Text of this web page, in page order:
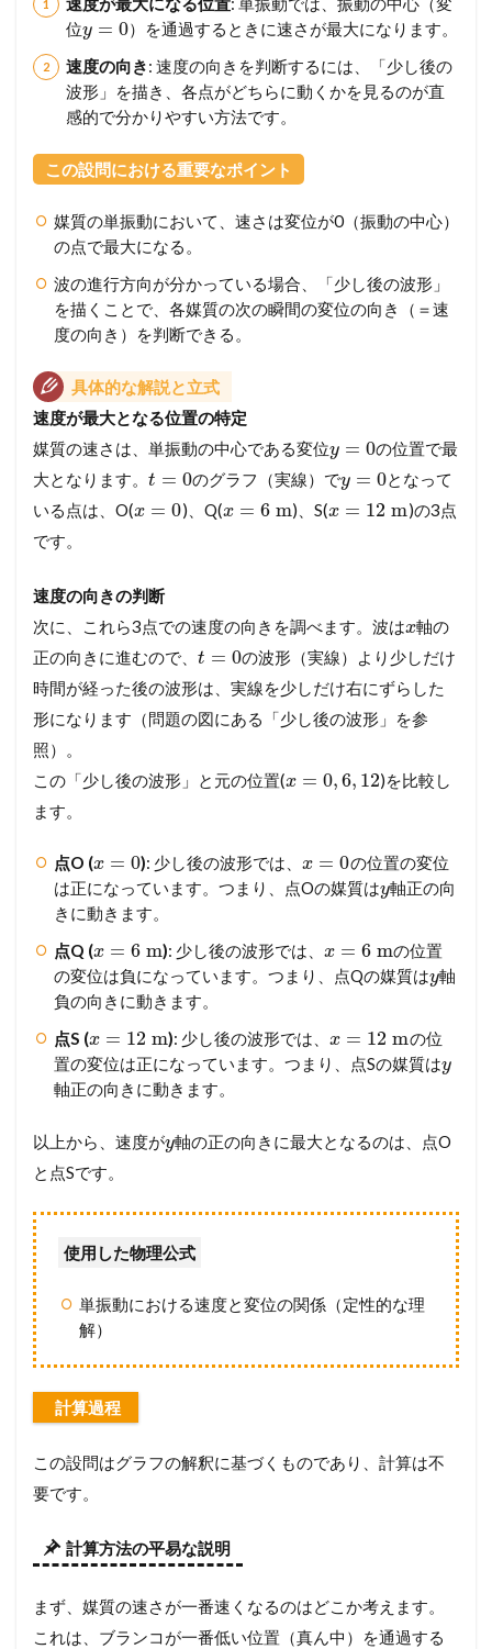
位y = 0）を通過するときに速さが最大になります。
速度の向き: 速度の向きを判断するには、「少し後の
波形」を描き、各点がどちらに動くかを見るのが直
感的で分かりやすい方法です。
この設問における重要なポイント
媒質の単振動において、速さは変位が0（振動の中心）
の点で最大になる。
波の進行方向が分かっている場合、「少し後の波形」
を描くことで、各媒質の次の瞬間の変位の向き（＝速
度の向き）を判断できる。
具体的な解説と立式
速度が最大となる位置の特定
媒質の速さは、単振動の中心である変位y = 0の位置で最
大となります。 t = 0のグラフ（実線）でy = 0となって
いる点は、O(x = 0)、Q(x = 6m)、S(x = 12 m)の3点
です。
速度の向きの判断
次に、これら3点での速度の向きを調べます。波はx軸の
正の向きに進むので、 t = 0の波形（実線）より少しだけ
時間が経った後の波形は、実線を少しだけ右にずらした
形になります（問題の図にある「少し後の波形」を参
照）。
この「少し後の波形」と元の位置(x = 0,6, 12)を比較し
ます。
点O (x = 0): 少し後の波形では、x = 0の位置の変位
は正になっています。つまり、点Oの媒質はy軸正の向
きに動きます。
点Q (x = 6m): 少し後の波形では、 x = 6mの位置
の変位は負になっています。つまり、点Qの媒質はy軸
負の向きに動きます。
点S (x = 12 m): 少し後の波形では、x = 12 mの位
置の変位は正になっています。つまり、点Sの媒質はy
軸正の向きに動きます。
以上から、速度がy軸の正の向きに最大となるのは、点O
と点Sです。
使用した物理公式
単振動における速度と変位の関係（定性的な理
解）
計算過程
この設問はグラフの解釈に基づくものであり、計算は不
要です。
計算方法の平易な説明
まず、媒質の速さが一番速くなるのはどこか考えます。
これは、ブランコが一番低い位置（真ん中）を通過する